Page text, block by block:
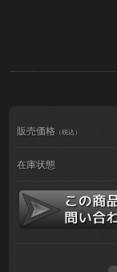
販売価格 （税込）
在庫状態